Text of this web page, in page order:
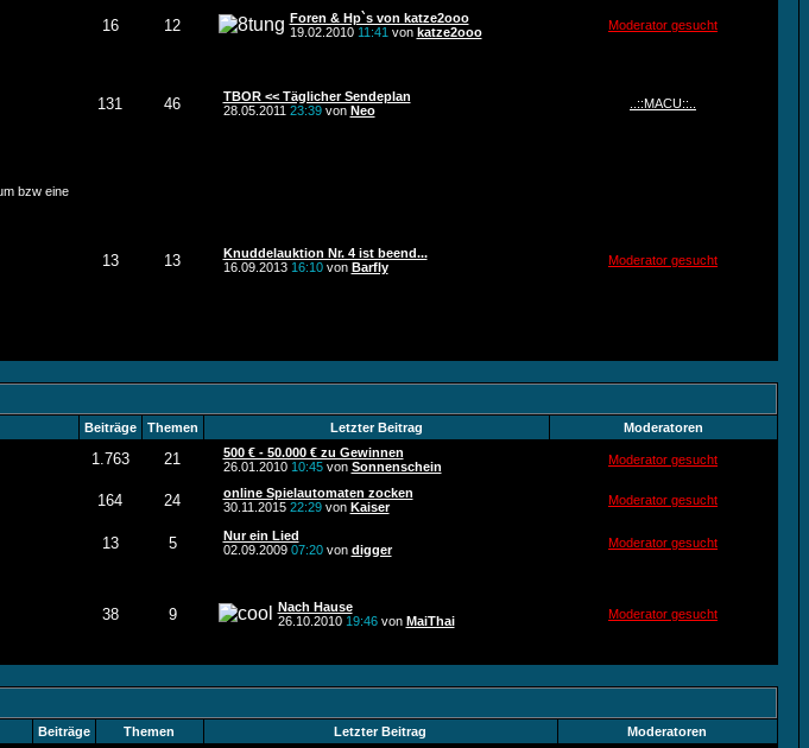
16 12
Foren & Hp`s von katze2ooo
19.02.2010 11:41 von katze2ooo Moderator gesucht
131 46
TBOR << Täglicher Sendeplan
28.05.2011 23:39von Neo ..::MACU::..
bzw eine
13 13
Knuddelauktion Nr. 4 ist beend...
16.09.2013 16:10von Barfly Moderator gesucht
Beiträge Themen Letzter Beitrag Moderatoren
1.763 21
500 € - 50.000 € zu Gewinnen
26.01.2010 10:45von Sonnenschein Moderator gesucht
164 24
online Spielautomaten zocken
30.11.2015 22:29von Kaiser Moderator gesucht
13 5
Nur ein Lied
02.09.2009 07:20von digger Moderator gesucht
38 9
Nach Hause
26.10.2010 19:46von MaiThai Moderator gesucht
Beiträge Themen Letzter Beitrag Moderatoren